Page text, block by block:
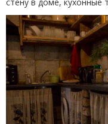
стену в доме, кухонные